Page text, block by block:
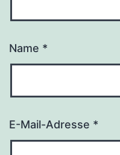
Name *
E-Mail-Adresse *